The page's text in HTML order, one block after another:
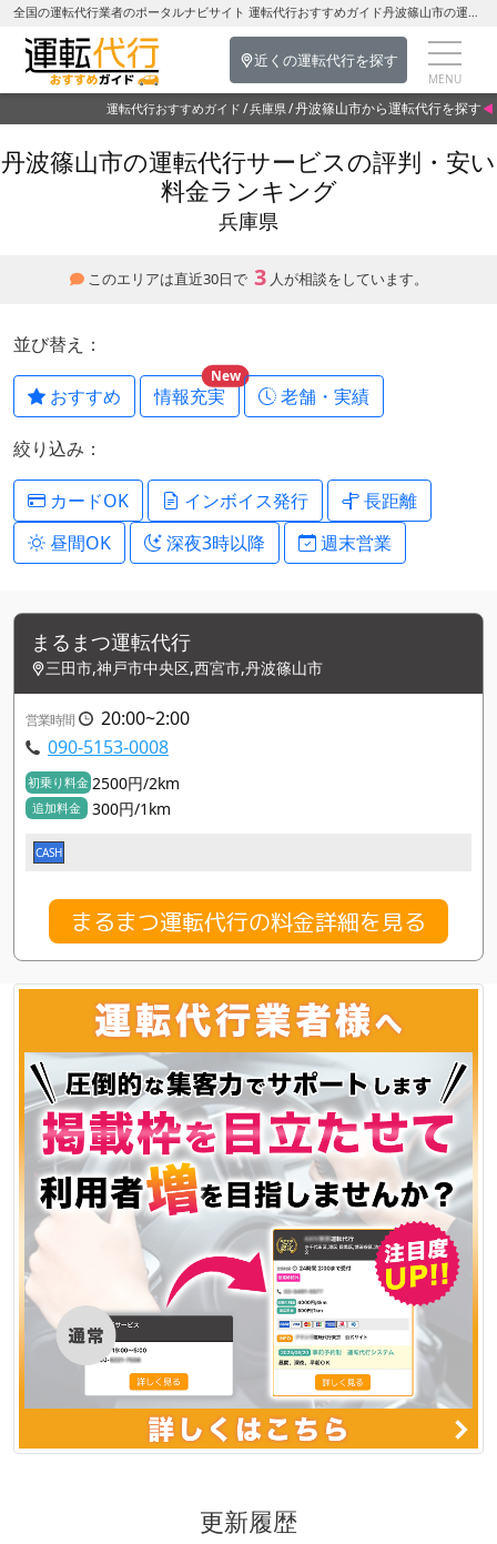
全国の運転代行業者のポータルナビサイト 運転代行おすすめガイド丹波篠山市の運転代行を探す-兵庫県の運転代行
近くの運転代行を探す
運転代行おすすめガイド 兵庫県 丹波篠山市から運転代行を探す
丹波篠山市の運転代行サービスの評判・安い
料金ランキング
兵庫県
このエリアは直近30日で 3 人が相談をしています。
並び替え：
おすすめ 情報充実
New
老舗・実績
絞り込み：
カードOK インボイス発行
長距離
昼間OK
深夜3時以降 週末営業
まるまつ運転代行
三田市,神戸市中央区,西宮市,丹波篠山市
営業時間
20:00~2:00
090-5153-0008
初乗り料金 2500円/2km
追加料金 300円/1km
CASH
まるまつ運転代行の料金詳細を見る
更新履歴